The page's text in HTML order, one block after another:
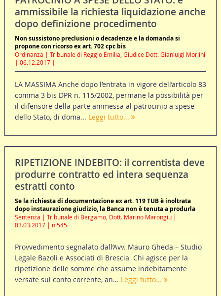
ammissibile la richiesta liquidazione anche
dopo definizione procedimento
Non sussistono preclusioni o decadenze e la domanda si
propone con ricorso ex art. 702 cpc bis
Ordinanza | Tribunale di Reggio Emilia, Giudice Dott. Gianluigi Morlini
| 06.12.2017 |
LA MASSIMA Anche dopo l’entrata in vigore dell’articolo 83
comma 3 bis DPR n. 115/2002, permane la possibilità per
il difensore della parte ammessa al patrocinio a spese
dello Stato, di doma... Leggi tutto...
RIPETIZIONE INDEBITO: il correntista deve
produrre contratto ed intera sequenza
estratti conto
Se la richiesta di documentazione ex art. 119 TUB è inoltrata
dopo instaurazione giudizio, la Banca non è tenuta a produrla
Sentenza | Tribunale di Bergamo, Dott. Marino Marongiu |
03.03.2017 | n.545
Provvedimento segnalato dall’Avv. Mauro Gheda – Studio
Legale Bazoli e Associati di Brescia Chi agisce per la
ripetizione delle somme che assume indebitamente
versate sul conto corrente, an... Leggi tutto...